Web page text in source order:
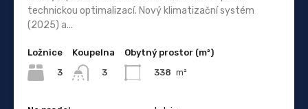
technickou optimalizací. Nový klimatizační systém
(2025) a...
Ložnice
3
Koupelna
3
Obytný prostor (m²)
338 m²